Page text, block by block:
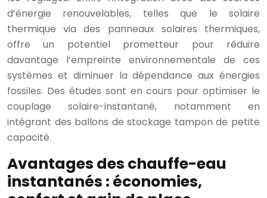
d’énergie renouvelables, telles que le solaire
thermique via des panneaux solaires thermiques,
offre un potentiel prometteur pour réduire
davantage l’empreinte environnementale de ces
systèmes et diminuer la dépendance aux énergies
fossiles. Des études sont en cours pour optimiser le
couplage solaire-instantané, notamment en
intégrant des ballons de stockage tampon de petite
capacité.
Avantages des chauffe-eau
instantanés : économies,